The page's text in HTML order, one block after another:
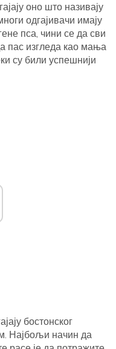
оно што називају
одгајивачи имају
пса, чини се да сви
пас изгледа као мања
су били успешнији
бостонског
Најбољи начин да